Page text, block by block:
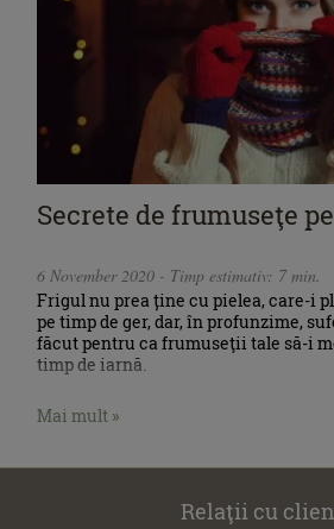
Secrete de frumuseţe
6 November 2020 - Timp estimativ: 7 min.
Frigul nu prea ține cu pielea, care-i
pe timp de ger, dar, în profunzime,
făcut pentru ca frumuseţii tale să-i
timp de iarnă.
Mai mult »
Relaţii cu